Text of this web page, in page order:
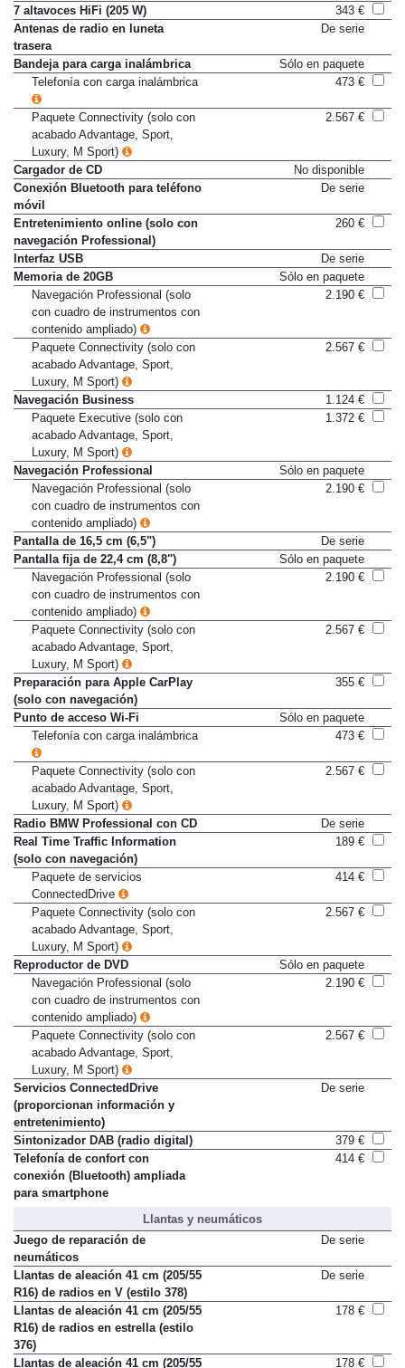
6 altavoces (100 W)
De serie
7 altavoces HiFi (205 W)
343 €
Antenas de radio en luneta
trasera
Bandeja para carga inalámbrica
Sólo en paquete
Telefonía con carga inalámbrica
Paquete Connectivity (solo con
acabado Advantage, Sport,
Luxury, M Sport)
Cargador de CD
No disponible
Conexión Bluetooth para teléfono
móvil
Entretenimiento online (solo con
navegación Professional)
Interfaz USB
De serie
Memoria de 20GB
Sólo en paquete
Navegación Professional (solo
con cuadro de instrumentos con
contenido ampliado)
Paquete Connectivity (solo con
acabado Advantage, Sport,
Luxury, M Sport)
Navegación Business
1.124 €
Paquete Executive (solo con
acabado Advantage, Sport,
Luxury, M Sport)
Navegación Professional
Sólo en paquete
Navegación Professional (solo
con cuadro de instrumentos con
contenido ampliado)
Pantalla de 16,5 cm (6,5")
De serie
Pantalla fija de 22,4 cm (8,8")
Sólo en paquete
Navegación Professional (solo
con cuadro de instrumentos con
contenido ampliado)
Paquete Connectivity (solo con
acabado Advantage, Sport,
Luxury, M Sport)
Preparación para Apple CarPlay
(solo con navegación)
Punto de acceso Wi-Fi
Sólo en paquete
Telefonía con carga inalámbrica
Paquete Connectivity (solo con
acabado Advantage, Sport,
Luxury, M Sport)
Radio BMW Professional con CD
De serie
Real Time Traffic Information
(solo con navegación)
Paquete de servicios
ConnectedDrive
Paquete Connectivity (solo con
acabado Advantage, Sport,
Luxury, M Sport)
Reproductor de DVD
Sólo en paquete
Navegación Professional (solo
con cuadro de instrumentos con
contenido ampliado)
Paquete Connectivity (solo con
acabado Advantage, Sport,
Luxury, M Sport)
Servicios ConnectedDrive
(proporcionan información y
entretenimiento)
Sintonizador DAB (radio digital)
379 €
Telefonía de confort con
conexión (Bluetooth) ampliada
Llantas y neumáticos
Juego de reparación de
neumáticos
Llantas de aleación 41 cm (205/55
R16) de radios en V (estilo 378)
Llantas de aleación 41 cm (205/55
R16) de radios en estrella (estilo
376)